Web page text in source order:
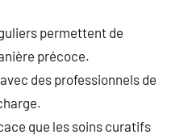
permettent de
précoce.
des professionnels de
que les soins curatifs